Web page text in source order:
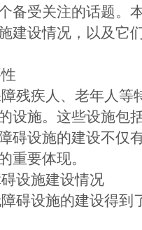
备受关注的话题。
建设情况，以及它
残疾人、老年人等
设施。这些设施包
碍设施的建设不仅
重要体现。
设施建设情况
碍设施的建设得到